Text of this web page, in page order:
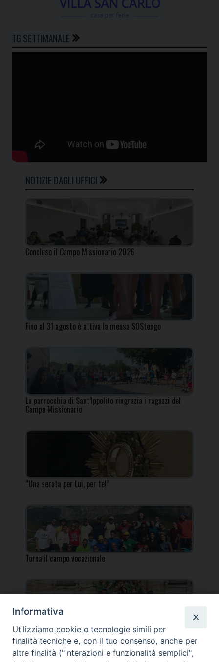
TG SETTIMANALE
NOTIZIE DAGLI UFFICI
Concluso il Campo Missionario 2026
Fino al 31 agosto è attiva la mensa SOStengo
La parrocchia di Sant’Ippolito ringrazia i ragazzi del
Campo Missionario
“Una serata per Lui, per te!”
Torna il campo vocazionale
Torna il Campo Missionario Diocesano
Informativa
Utilizziamo cookie o tecnologie simili per
finalità tecniche e, con il tuo consenso, anche per
altre finalità ("interazioni e funzionalità semplici",